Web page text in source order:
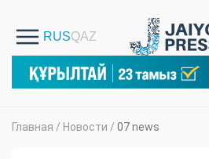
Главная / Новости / 07 news